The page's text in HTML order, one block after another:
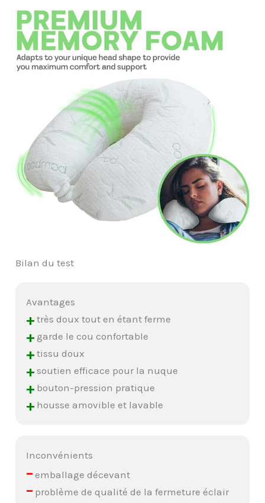
Bilan du test
Avantages
+ très doux tout en étant ferme
+ garde le cou confortable
+ tissu doux
+ soutien efficace pour la nuque
+ bouton-pression pratique
+ housse amovible et lavable
Inconvénients
– emballage décevant
– problème de qualité de la fermeture éclair